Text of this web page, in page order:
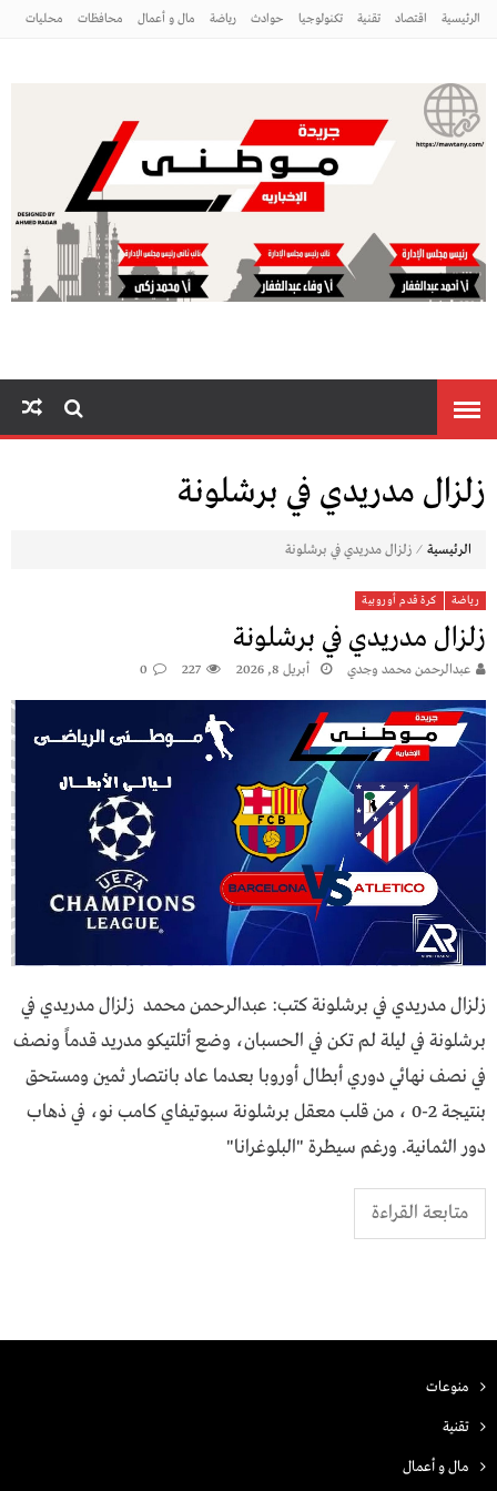
الرئيسية اقتصاد تقنية تكنولوجيا حوادث رياضة مال و أعمال محافظات محليات
زلزال مدريدي في برشلونة
الرئيسية ⁄ زلزال مدريدي في برشلونة
رياضة كرة قدم أوروبية
زلزال مدريدي في برشلونة
عبدالرحمن محمد وجدي أبريل 8, 2026 227
0
زلزال مدريدي في برشلونة كتب: عبدالرحمن محمد زلزال مدريدي في
برشلونة ​في ليلة لم تكن في الحسبان، وضع أتلتيكو مدريد قدماً ونصف
في نصف نهائي دوري أبطال أوروبا بعدما عاد بانتصار ثمين ومستحق
بنتيجة 2-0 ، من قلب معقل برشلونة سبوتيفاي كامب نو، في ذهاب
دور الثمانية. ورغم سيطرة "البلوغرانا"
متابعة القراءة
منوعات
تقنية
مال و أعمال